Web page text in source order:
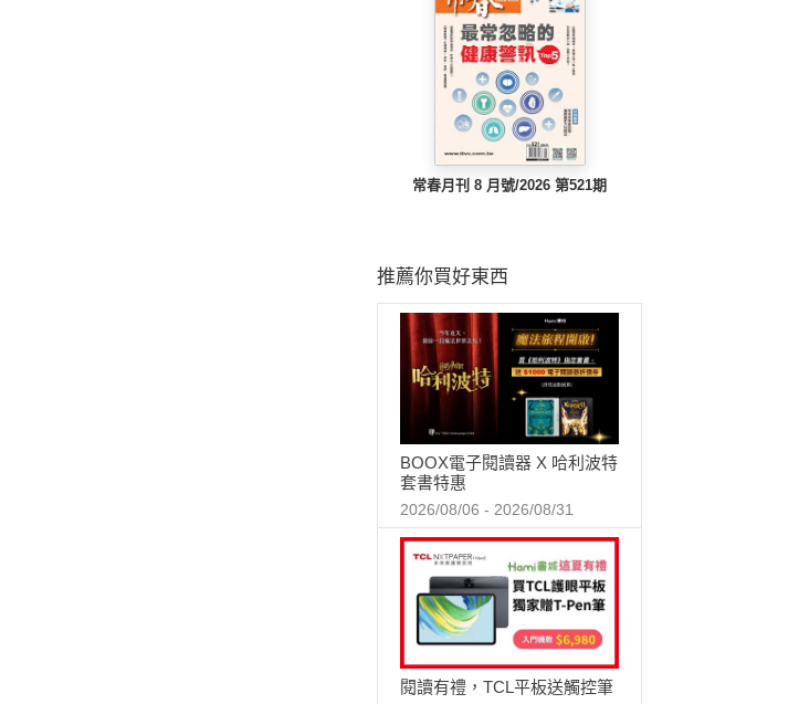
常春月刊 8 月號/2026 第521期
推薦你買好東西
BOOX電子閱讀器 X 哈利波特
套書特惠
2026/08/06 - 2026/08/31
閱讀有禮，TCL平板送觸控筆